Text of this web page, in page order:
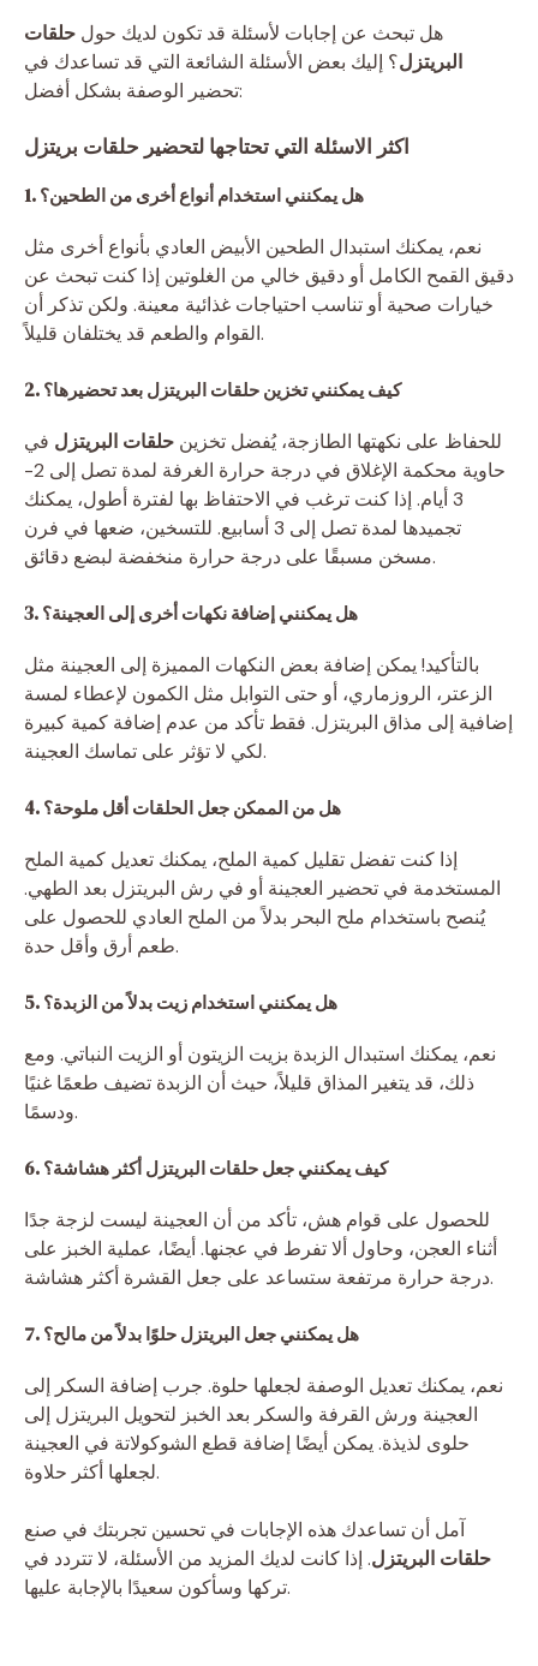
هل تبحث عن إجابات لأسئلة قد تكون لديك حول حلقات
البريتزل؟ إليك بعض الأسئلة الشائعة التي قد تساعدك في
تحضير الوصفة بشكل أفضل:
اكثر الاسئلة التي تحتاجها لتحضير حلقات بريتزل
1. هل يمكنني استخدام أنواع أخرى من الطحين؟
نعم، يمكنك استبدال الطحين الأبيض العادي بأنواع أخرى مثل
دقيق القمح الكامل أو دقيق خالي من الغلوتين إذا كنت تبحث عن
خيارات صحية أو تناسب احتياجات غذائية معينة. ولكن تذكر أن
القوام والطعم قد يختلفان قليلاً.
2. كيف يمكنني تخزين حلقات البريتزل بعد تحضيرها؟
للحفاظ على نكهتها الطازجة، يُفضل تخزين حلقات البريتزل في
حاوية محكمة الإغلاق في درجة حرارة الغرفة لمدة تصل إلى 2-
3 أيام. إذا كنت ترغب في الاحتفاظ بها لفترة أطول، يمكنك
تجميدها لمدة تصل إلى 3 أسابيع. للتسخين، ضعها في فرن
مسخن مسبقًا على درجة حرارة منخفضة لبضع دقائق.
3. هل يمكنني إضافة نكهات أخرى إلى العجينة؟
بالتأكيد! يمكن إضافة بعض النكهات المميزة إلى العجينة مثل
الزعتر، الروزماري، أو حتى التوابل مثل الكمون لإعطاء لمسة
إضافية إلى مذاق البريتزل. فقط تأكد من عدم إضافة كمية كبيرة
لكي لا تؤثر على تماسك العجينة.
4. هل من الممكن جعل الحلقات أقل ملوحة؟
إذا كنت تفضل تقليل كمية الملح، يمكنك تعديل كمية الملح
المستخدمة في تحضير العجينة أو في رش البريتزل بعد الطهي.
يُنصح باستخدام ملح البحر بدلاً من الملح العادي للحصول على
طعم أرق وأقل حدة.
5. هل يمكنني استخدام زيت بدلاً من الزبدة؟
نعم، يمكنك استبدال الزبدة بزيت الزيتون أو الزيت النباتي. ومع
ذلك، قد يتغير المذاق قليلاً، حيث أن الزبدة تضيف طعمًا غنيًا
ودسمًا.
6. كيف يمكنني جعل حلقات البريتزل أكثر هشاشة؟
للحصول على قوام هش، تأكد من أن العجينة ليست لزجة جدًا
أثناء العجن، وحاول ألا تفرط في عجنها. أيضًا، عملية الخبز على
درجة حرارة مرتفعة ستساعد على جعل القشرة أكثر هشاشة.
7. هل يمكنني جعل البريتزل حلوًا بدلاً من مالح؟
نعم، يمكنك تعديل الوصفة لجعلها حلوة. جرب إضافة السكر إلى
العجينة ورش القرفة والسكر بعد الخبز لتحويل البريتزل إلى
حلوى لذيذة. يمكن أيضًا إضافة قطع الشوكولاتة في العجينة
لجعلها أكثر حلاوة.
آمل أن تساعدك هذه الإجابات في تحسين تجربتك في صنع
حلقات البريتزل. إذا كانت لديك المزيد من الأسئلة، لا تتردد في
تركها وسأكون سعيدًا بالإجابة عليها.